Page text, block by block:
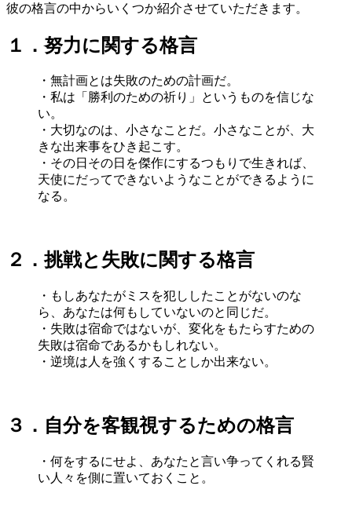
彼の格言の中からいくつか紹介させていただきます。
１．努力に関する格言
・無計画とは失敗のための計画だ。
・私は「勝利のための祈り」というものを信じな
い。
・大切なのは、小さなことだ。小さなことが、大
きな出来事をひき起こす。
・その日その日を傑作にするつもりで生きれば、
天使にだってできないようなことができるように
なる。
２．挑戦と失敗に関する格言
・もしあなたがミスを犯ししたことがないのな
ら、あなたは何もしていないのと同じだ。
・失敗は宿命ではないが、変化をもたらすための
失敗は宿命であるかもしれない。
・逆境は人を強くすることしか出来ない。
３．自分を客観視するための格言
・何をするにせよ、あなたと言い争ってくれる賢
い人々を側に置いておくこと。